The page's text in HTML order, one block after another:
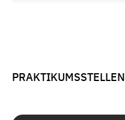
PRAKTIKUMSSTELLEN